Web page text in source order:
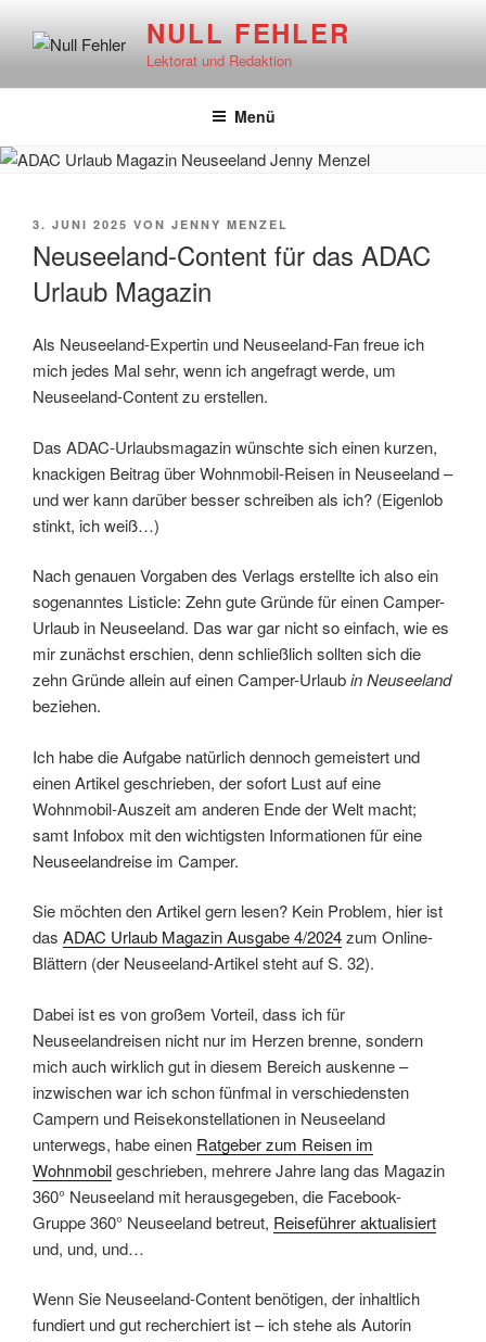
Inhalt
NULL FEHLER
Lektorat und Redaktion
Menü
VERÖFFENTLICHT
3. JUNI 2025 VON JENNY MENZEL
Neuseeland-Content für das ADAC
Urlaub Magazin
Als Neuseeland-Expertin und Neuseeland-Fan freue ich
mich jedes Mal sehr, wenn ich angefragt werde, um
Neuseeland-Content zu erstellen.
Das ADAC-Urlaubsmagazin wünschte sich einen kurzen,
knackigen Beitrag über Wohnmobil-Reisen in Neuseeland –
und wer kann darüber besser schreiben als ich? (Eigenlob
stinkt, ich weiß…)
Nach genauen Vorgaben des Verlags erstellte ich also ein
sogenanntes Listicle: Zehn gute Gründe für einen Camper-
Urlaub in Neuseeland. Das war gar nicht so einfach, wie es
mir zunächst erschien, denn schließlich sollten sich die
zehn Gründe allein auf einen Camper-Urlaubin Neuseeland
beziehen.
Ich habe die Aufgabe natürlich dennoch gemeistert und
einen Artikel geschrieben, der sofort Lust auf eine
Wohnmobil-Auszeit am anderen Ende der Welt macht;
samt Infobox mit den wichtigsten Informationen für eine
Neuseelandreise im Camper.
Sie möchten den Artikel gern lesen? Kein Problem, hier ist
das ADAC Urlaub Magazin Ausgabe 4/2024zum Online-
Blättern (der Neuseeland-Artikel steht auf S. 32).
Dabei ist es von großem Vorteil, dass ich für
Neuseelandreisen nicht nur im Herzen brenne, sondern
mich auch wirklich gut in diesem Bereich auskenne –
inzwischen war ich schon fünfmal in verschiedensten
Campern und Reisekonstellationen in Neuseeland
unterwegs, habe einen Ratgeber zum Reisen im
Wohnmobilgeschrieben, mehrere Jahre lang das Magazin
360° Neuseeland mit herausgegeben, die Facebook-
Gruppe 360° Neuseeland betreut, Reiseführer aktualisiert
und, und, und…
Wenn Sie Neuseeland-Content benötigen, der inhaltlich
fundiert und gut recherchiert ist – ich stehe als Autorin